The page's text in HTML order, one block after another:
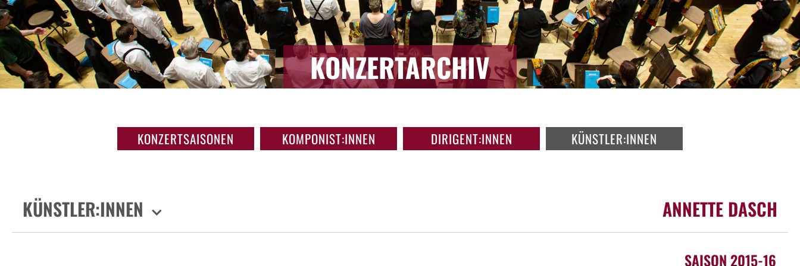
KONZERTARCHIV
KONZERTSAISONEN KOMPONIST:INNEN DIRIGENT:INNEN KÜNSTLER:INNEN
KÜNSTLER:INNEN ANNETTE DASCH
SAISON 2015-16